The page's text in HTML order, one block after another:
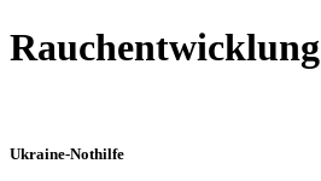
Rauchentwicklung
Ukraine-Nothilfe